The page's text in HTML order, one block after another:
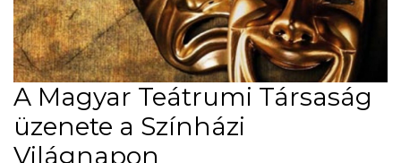
A Magyar Teátrumi Társaság
üzenete a Színházi
Világnapon